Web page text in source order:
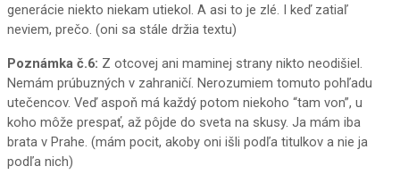
generácie niekto niekam utiekol. A asi to je zlé. I keď zatiaľ
neviem, prečo. (oni sa stále držia textu)
Poznámka č.6: Z otcovej ani maminej strany nikto neodišiel.
Nemám prúbuzných v zahraničí. Nerozumiem tomuto pohľadu
utečencov. Veď aspoň má každý potom niekoho “tam von”, u
koho môže prespať, až pôjde do sveta na skusy. Ja mám iba
brata v Prahe. (mám pocit, akoby oni išli podľa titulkov a nie ja
podľa nich)